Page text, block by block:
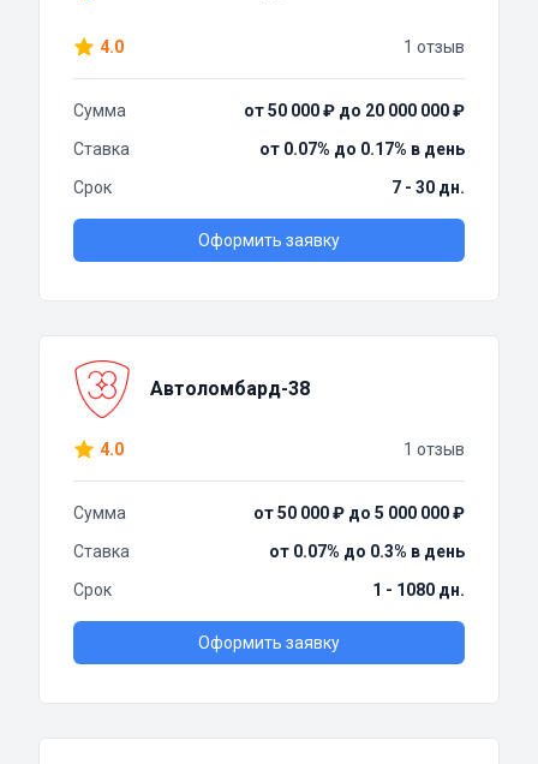
4.0 1 отзыв
Сумма
от 50 000 ₽ до 20 000 000 ₽
Ставка
от 0.07% до 0.17% в день
Срок
7 - 30 дн.
Оформить заявку
Автоломбард-38
4.0 1 отзыв
Сумма
от 50 000 ₽ до 5 000 000 ₽
Ставка
от 0.07% до 0.3% в день
Срок
1 - 1080 дн.
Оформить заявку